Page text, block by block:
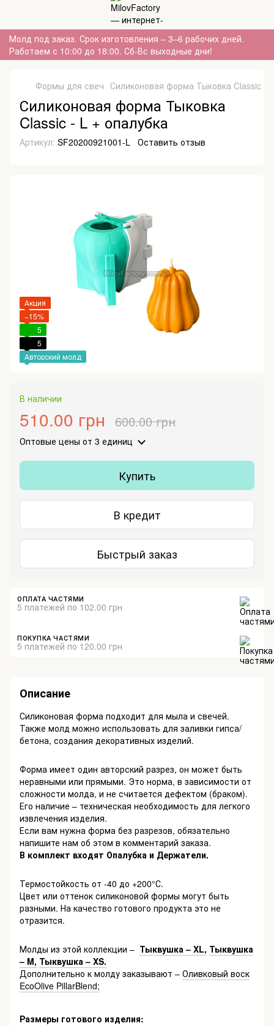
Молд под заказ. Срок изготовления – 3–6 рабочих дней.
Работаем с 10:00 до 18:00. Сб-Вс выходные дни!
Формы для свеч Силиконовая форма Тыковка Classic -
Силиконовая форма Тыковка
Classic - L + опалубка
Артикул: SF20200921001-L Оставить отзыв
Акция
−15%
5
5
Авторский молд
В наличии
510.00 грн 600.00 грн
Оптовые цены от 3 единиц
Купить
В кредит
Быстрый заказ
ОПЛАТА ЧАСТЯМИ
5 платежей по 102.00 грн
ПОКУПКА ЧАСТЯМИ
5 платежей по 120.00 грн
Описание
Силиконовая форма подходит для мыла и свечей.
Также молд можно использовать для заливки гипса/
бетона, создания декоративных изделий.
Форма имеет один авторский разрез, он может быть
неравными или прямыми. Это норма, в зависимости от
сложности молда, и не считается дефектом (браком).
Его наличие – техническая необходимость для легкого
извлечения изделия.
Если вам нужна форма без разрезов, обязательно
напишите нам об этом в комментарий заказа.
В комплект входят Опалубка и Держатели.
Термостойкость от -40 до +200°С.
Цвет или оттенок силиконовой формы могут быть
разными. На качество готового продукта это не
отразится.
Молды из этой коллекции – Тыквушка – XL, Тыквушка
– M, Тыквушка – XS.
Дополнительно к молду заказывают – Оливковый воск
EcoOlive PillarBlend;
Размеры готового изделия: